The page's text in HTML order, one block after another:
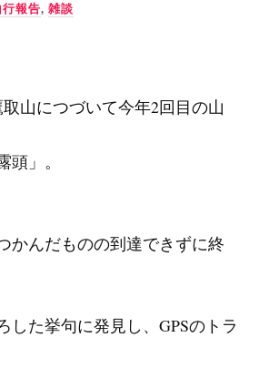
行報告,雑談
山につづいて今年2回目の山
」。
かんだものの到達できずに終
た挙句に発見し、GPSのトラ